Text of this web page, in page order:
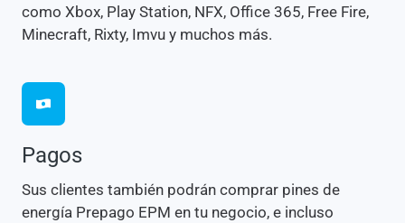
como Xbox, Play Station, NFX, Office 365, Free Fire,
Minecraft, Rixty, Imvu y muchos más.
Pagos
Sus clientes también podrán comprar pines de
energía Prepago EPM en tu negocio, e incluso